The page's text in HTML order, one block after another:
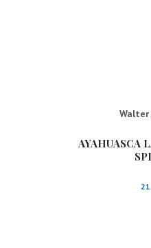
Walter
AYAHUASCA